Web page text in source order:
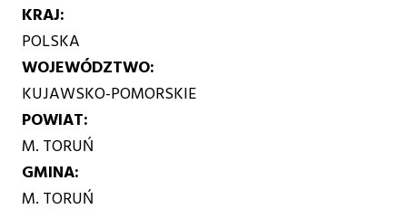
KRAJ
POLSKA
WOJEWÓDZTWO
KUJAWSKO-POMORSKIE
POWIAT
M. TORUŃ
GMINA
M. TORUŃ